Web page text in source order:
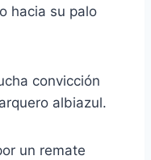
hacia su palo
convicción
albiazul.
un remate